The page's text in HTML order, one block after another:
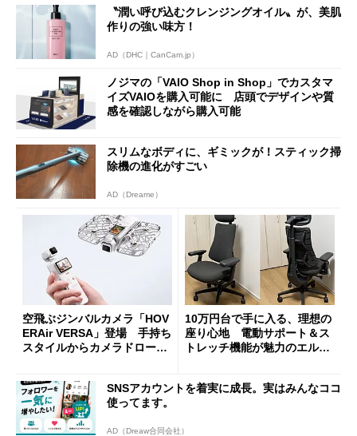
〝潤い呼び込むクレンジングオイル〟が、美肌
作りの強い味方！
AD（DHC｜CanCam.jp）
ノジマの「VAIO Shop in Shop」でカスタマ
イズVAIOを購入可能に 店頭でデザインや質
感を確認しながら購入可能
スリムなボディに、ギミックが！スティック掃
除機の進化がすごい
AD（Dreame）
空飛ぶジンバルカメラ「HOV
ERAir VERSA」登場 手持ち
スタイルからカメラドローン
10万円台で手に入る、理想の
座り心地 電動サポート＆ス
トレッチ機能が魅力のエルゴ
SNSアカウントを着実に成長。実はみんなココ
使ってます。
AD（Dreaw合同会社）